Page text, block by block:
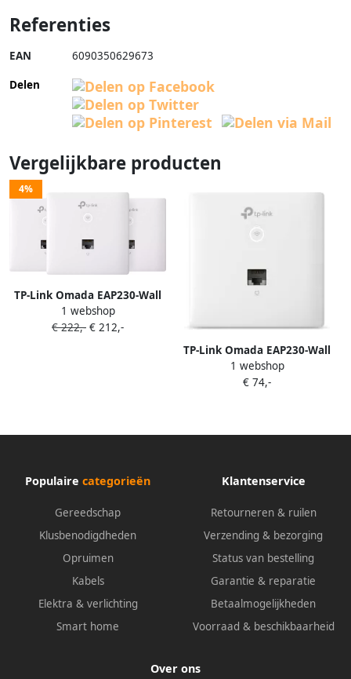
Referenties
EAN 6090350629673
Delen
Vergelijkbare producten
4%
TP-Link Omada EAP230-Wall
3-pack
1 webshop
€ 222,- € 212,-
TP-Link Omada EAP230-Wall
1 webshop
€ 74,-
Populaire categorieën
Gereedschap
Klusbenodigdheden
Opruimen
Kabels
Elektra & verlichting
Smart home
Klantenservice
Retourneren & ruilen
Verzending & bezorging
Status van bestelling
Garantie & reparatie
Betaalmogelijkheden
Voorraad & beschikbaarheid
Over ons